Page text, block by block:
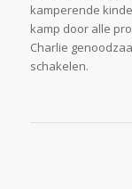
kamperende
kamp door alle
Charlie
schakelen.